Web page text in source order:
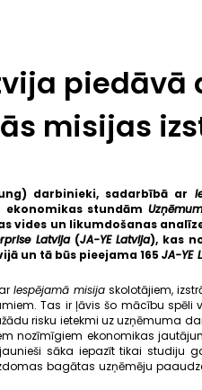
piedāvā
misijas
darbinieki, sadarbībā ar
ekonomikas stundām
vides un likumdošanas
Latvija(JA-YE Latvija), kas
un tā būs pieejama 165JA-YE
arIespējamā misija skolotājiem,
Tas ir ļāvis šo mācību
risku ietekmi uz uzņēmuma
nozīmīgiem ekonomikas
sāka iepazīt tikai studiju
bagātas uzņēmēju